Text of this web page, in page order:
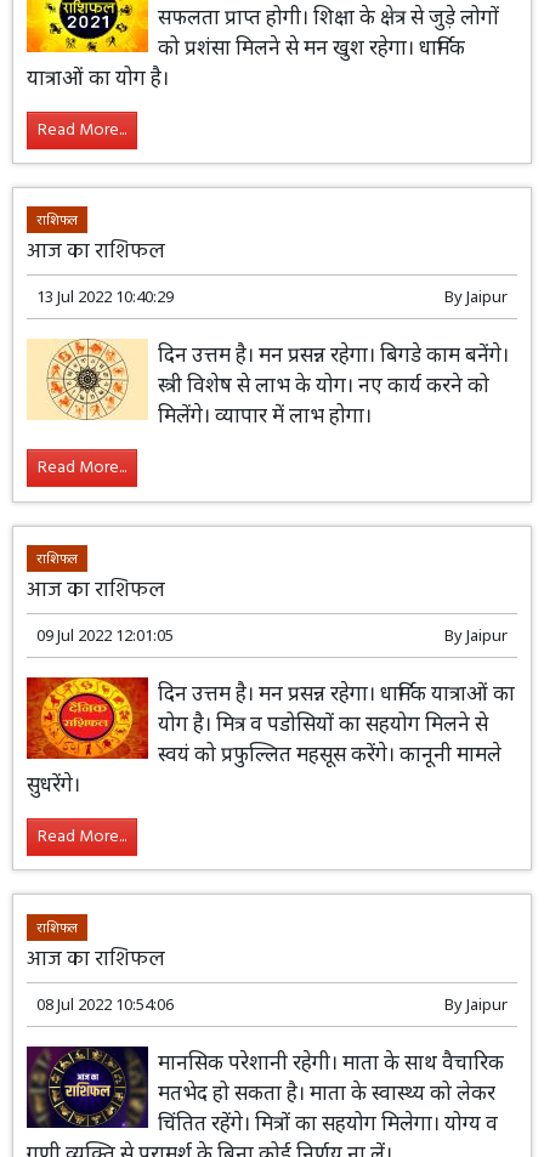
दिन उत्तम है। मन प्रसन्न रहेगा। विद्यार्थी वर्ग को
सफलता प्राप्त होगी। शिक्षा के क्षेत्र से जुड़े लोगों
को प्रशंसा मिलने से मन खुश रहेगा। धार्मिक
यात्राओं का योग है।
Read More...
राशिफल
आज का राशिफल
दिन उत्तम है। मन प्रसन्न रहेगा। बिगडे काम बनेंगे।
स्त्री विशेष से लाभ के योग। नए कार्य करने को
Read More...
राशिफल
आज का राशिफल
09 Jul 2022 12:01:05 ByJaipur
दिन उत्तम है। मन प्रसन्न रहेगा। धार्मिक यात्राओं का
योग है। मित्र व पडोसियों का सहयोग मिलने से
सुधरेंगे।
Read More...
राशिफल
आज का राशिफल
08 Jul 2022 10:54:06 ByJaipur
मानसिक परेशानी रहेगी। माता के साथ वैचारिक
मतभेद हो सकता है। माता के स्वास्थ्य को लेकर